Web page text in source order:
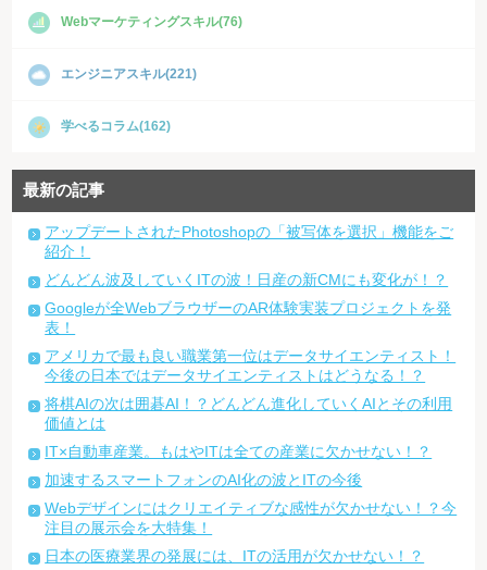
Webマーケティングスキル(76)
エンジニアスキル(221)
学べるコラム(162)
最新の記事
アップデートされたPhotoshopの「被写体を選択」機能をご
紹介！
どんどん波及していくITの波！日産の新CMにも変化が！？
Googleが全WebブラウザーのAR体験実装プロジェクトを発
表！
アメリカで最も良い職業第一位はデータサイエンティスト！
今後の日本ではデータサイエンティストはどうなる！？
将棋AIの次は囲碁AI！？どんどん進化していくAIとその利用
価値とは
IT×自動車産業。もはやITは全ての産業に欠かせない！？
加速するスマートフォンのAI化の波とITの今後
Webデザインにはクリエイティブな感性が欠かせない！？今
注目の展示会を大特集！
日本の医療業界の発展には、ITの活用が欠かせない！？